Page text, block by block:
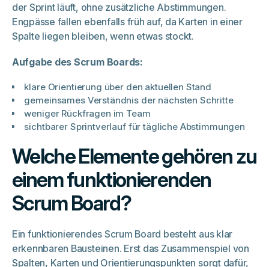
der Sprint läuft, ohne zusätzliche Abstimmungen.
Engpässe fallen ebenfalls früh auf, da Karten in einer
Spalte liegen bleiben, wenn etwas stockt.
Aufgabe des Scrum Boards:
klare Orientierung über den aktuellen Stand
gemeinsames Verständnis der nächsten Schritte
weniger Rückfragen im Team
sichtbarer Sprintverlauf für tägliche Abstimmungen
Welche Elemente gehören zu
einem funktionierenden
Scrum Board?
Ein funktionierendes Scrum Board besteht aus klar
erkennbaren Bausteinen. Erst das Zusammenspiel von
Spalten, Karten und Orientierungspunkten sorgt dafür,